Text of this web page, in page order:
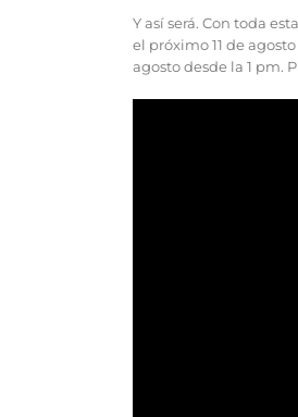
Y así será. Con toda
el próximo 11 de
agosto desde la 1 pm.